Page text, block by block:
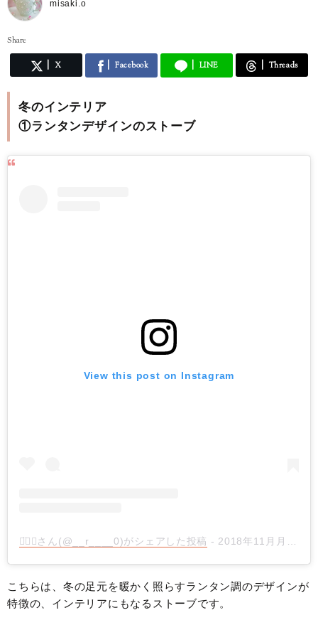
misaki.o
Share
X Facebook LINE Threads
冬のインテリア
①ランタンデザインのストーブ
View this post on Instagram
꒡̈⃝✰︎さん(@__r____0)がシェアした投稿 - 2018年11月月23日午後8時12分PST
こちらは、冬の足元を暖かく照らすランタン調のデザインが
特徴の、インテリアにもなるストーブです。